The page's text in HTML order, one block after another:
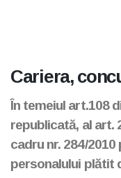
Cariera,
În temeiul art.108
republicată, al art.
cadru nr. 284/
personalului plătit